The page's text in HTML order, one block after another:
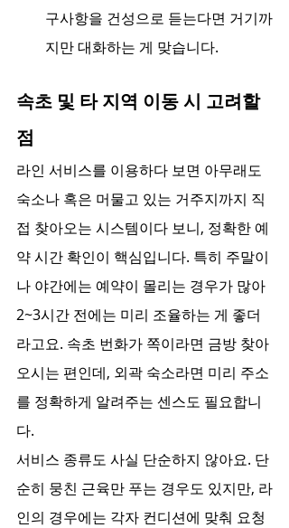
구사항을 건성으로 듣는다면 거기까
지만 대화하는 게 맞습니다.
속초 및 타 지역 이동 시 고려할
점
라인 서비스를 이용하다 보면 아무래도
숙소나 혹은 머물고 있는 거주지까지 직
접 찾아오는 시스템이다 보니, 정확한 예
약 시간 확인이 핵심입니다. 특히 주말이
나 야간에는 예약이 몰리는 경우가 많아
2~3시간 전에는 미리 조율하는 게 좋더
라고요. 속초 번화가 쪽이라면 금방 찾아
오시는 편인데, 외곽 숙소라면 미리 주소
를 정확하게 알려주는 센스도 필요합니
다.
서비스 종류도 사실 단순하지 않아요. 단
순히 뭉친 근육만 푸는 경우도 있지만, 라
인의 경우에는 각자 컨디션에 맞춰 요청